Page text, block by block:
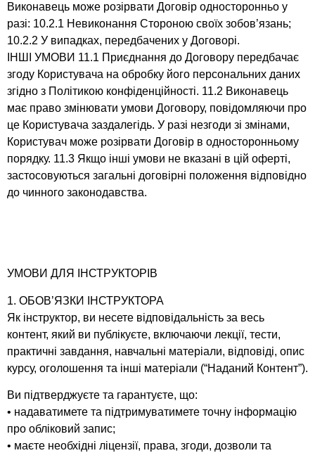
Виконавець може розірвати Договір односторонньо у
разі: 10.2.1 Невиконання Стороною своїх зобов’язань;
10.2.2 У випадках, передбачених у Договорі.
ІНШІ УМОВИ 11.1 Приєднання до Договору передбачає
згоду Користувача на обробку його персональних даних
згідно з Політикою конфіденційності. 11.2 Виконавець
має право змінювати умови Договору, повідомляючи про
це Користувача заздалегідь. У разі незгоди зі змінами,
Користувач може розірвати Договір в односторонньому
порядку. 11.3 Якщо інші умови не вказані в цій оферті,
застосовуються загальні договірні положення відповідно
до чинного законодавства.
УМОВИ ДЛЯ ІНСТРУКТОРІВ
1. ОБОВ’ЯЗКИ ІНСТРУКТОРА
Як інструктор, ви несете відповідальність за весь
контент, який ви публікуєте, включаючи лекції, тести,
практичні завдання, навчальні матеріали, відповіді, опис
курсу, оголошення та інші матеріали (“Наданий Контент”).
Ви підтверджуєте та гарантуєте, що:
• надаватимете та підтримуватимете точну інформацію
про обліковий запис;
• маєте необхідні ліцензії, права, згоди, дозволи та